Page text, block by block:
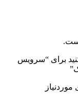
برای “سرویس